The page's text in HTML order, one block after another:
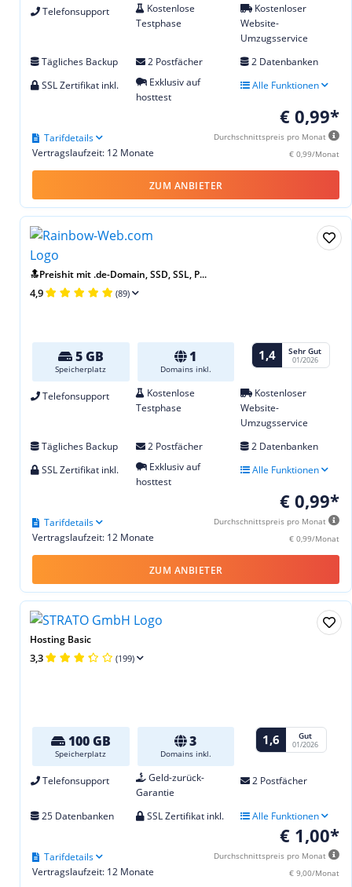
Telefonsupport
Kostenlose
Testphase
Kostenloser
Website-
Umzugsservice
Tägliches Backup
2 Postfächer
2 Datenbanken
SSL Zertifikat inkl.
Exklusiv auf
hosttest
Alle Funktionen
€ 0,99*
Durchschnittspreis pro Monat
€ 0,99/Monat
Vertragslaufzeit: 12 Monate
Tarifdetails
ZUM ANBIETER
🔝Preishit mit .de-Domain, SSD, SSL, P...
4,9 (89)
5 GB
Speicherplatz
1
Domains inkl.
1,4 Sehr Gut
01/2026
Telefonsupport
Kostenlose
Testphase
Kostenloser
Website-
Umzugsservice
Tägliches Backup
2 Postfächer
2 Datenbanken
SSL Zertifikat inkl.
Exklusiv auf
hosttest
Alle Funktionen
€ 0,99*
Durchschnittspreis pro Monat
€ 0,99/Monat
Vertragslaufzeit: 12 Monate
Tarifdetails
ZUM ANBIETER
Hosting Basic
3,3 (199)
100 GB
Speicherplatz
3
Domains inkl.
1,6 Gut
01/2026
Telefonsupport
Geld-zurück-
Garantie
2 Postfächer
25 Datenbanken SSL Zertifikat inkl. Alle Funktionen
€ 1,00*
Durchschnittspreis pro Monat
€ 9,00/Monat
Vertragslaufzeit: 12 Monate
Tarifdetails